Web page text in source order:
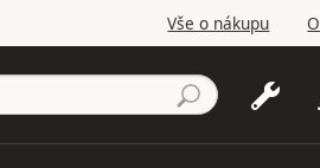
Vše o nákupu